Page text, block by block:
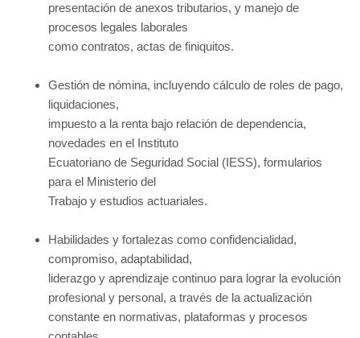
presentación de anexos tributarios, y manejo de
procesos legales laborales
como contratos, actas de finiquitos.
Gestión de nómina, incluyendo cálculo de roles de pago,
liquidaciones,
impuesto a la renta bajo relación de dependencia,
novedades en el Instituto
Ecuatoriano de Seguridad Social (IESS), formularios
para el Ministerio del
Trabajo y estudios actuariales.
Habilidades y fortalezas como confidencialidad,
compromiso, adaptabilidad,
liderazgo y aprendizaje continuo para lograr la evolución
profesional y personal, a través de la actualización
constante en normativas, plataformas y procesos